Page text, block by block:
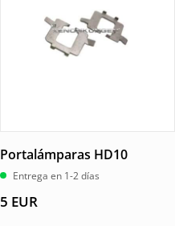
Portalámparas HD10
Entrega en 1-2 días
5 EUR